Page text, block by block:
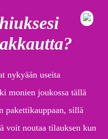
nykyään useita
monien joukossa tällä
pakettikauppaan, sillä
voit noutaa tilauksen kun